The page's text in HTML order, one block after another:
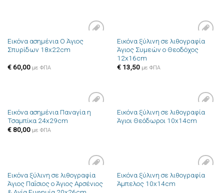
Πρόσθήκη
Εικόνα ασημένια Ο Άγιος
Σπυρίδων 18x22cm
€60,00 με ΦΠΑ
Πρόσθήκη
στην λίστα
Εικόνα ξύλινη σε λιθογραφία
Άγιος Συμεών ο Θεοδόχος
12x16cm
€13,50 με ΦΠΑ
Πρόσθήκη
Εικόνα ασημένια Παναγία η
Τσαμπίκα 24x29cm
€80,00 με ΦΠΑ
Πρόσθήκη
στην λίστα
Εικόνα ξύλινη σε λιθογραφία
Άγιοι Θεόδωροι 10x14cm
Πρόσθήκη
στην λίστα
Εικόνα ξύλινη σε λιθογραφία
Άγιος Παΐσιος ο Άγιος Αρσένιος
Πρόσθήκη
Εικόνα ξύλινη σε λιθογραφία
Άμπελος 10x14cm